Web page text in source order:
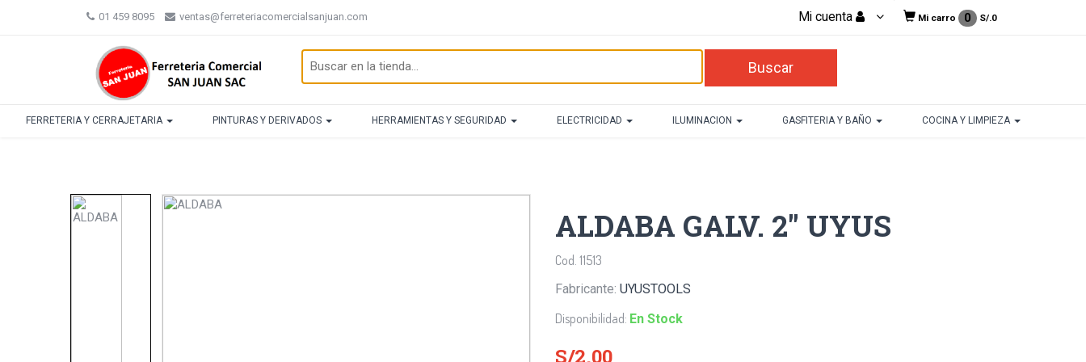
01 459 8095 ventas@ferreteriacomercialsanjuan.com Mi cuenta Mi carro 0 S/.0
FERRETERIA Y CERRAJETARIA PINTURAS Y DERIVADOS HERRAMIENTAS Y SEGURIDAD ELECTRICIDAD ILUMINACION GASFITERIA Y BAÑO COCINA Y LIMPIEZA
ALDABA GALV. 2" UYUS
Cod. 11513
Fabricante: UYUSTOOLS
Disponibilidad: En Stock
S/2.00